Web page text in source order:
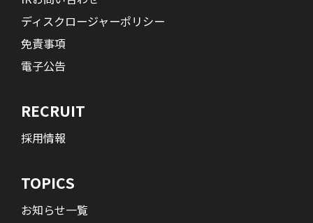
ディスクロージャーポリシー
免責事項
電子公告
RECRUIT
採用情報
TOPICS
お知らせ一覧